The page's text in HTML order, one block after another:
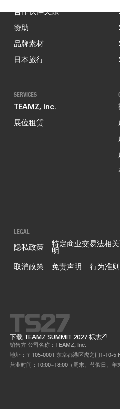
合作伙伴关系
赞助
品牌素材
日本旅行
SERVICES
TEAMZ, Inc.
展位租赁
LEGAL
隐私政策 特定商业交易法相
明
取消政策
免责声明 行为准则
下载 TEAMZ SUMMIT 2027 标志
销售方 公司名称：TEAMZ, Inc.
地址：〒105-0001 东京都港区虎之门1-10-5
营业时间：10:00~18:00（周末、节假日、年